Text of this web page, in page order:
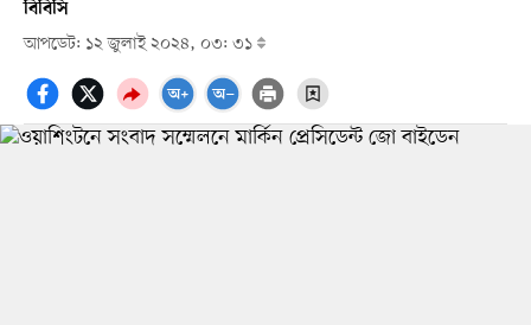
বিবিসি
আপডেট: ১২ জুলাই ২০২৪, ০৩: ৩১